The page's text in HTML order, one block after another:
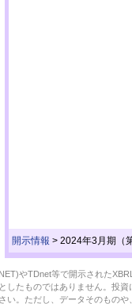
開示情報 > 2024年3月期（
やTDnet等で開示された
したものではありません。投
い。ただし、データそのもの